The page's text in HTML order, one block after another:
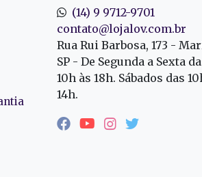
(14) 9 9712-9701
contato@lojalov.com.br
Rua Rui Barbosa, 173 -
SP - De Segunda a Sexta
10h às 18h. Sábados das
14h.